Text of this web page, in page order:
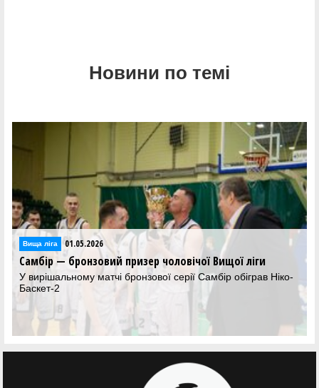
Новини по темі
Вища лiга 01.05.2026
Самбір — бронзовий призер чоловічої Вищої ліги
У вирішальному матчі бронзової серії Самбір обіграв Ніко-
Баскет-2